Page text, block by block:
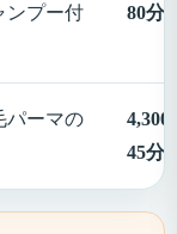
ンプー付
80分
パーマの
4,300
45分